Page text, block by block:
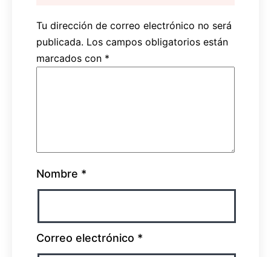
Tu dirección de correo electrónico no será
publicada. Los campos obligatorios están
marcados con *
Nombre *
Correo electrónico *